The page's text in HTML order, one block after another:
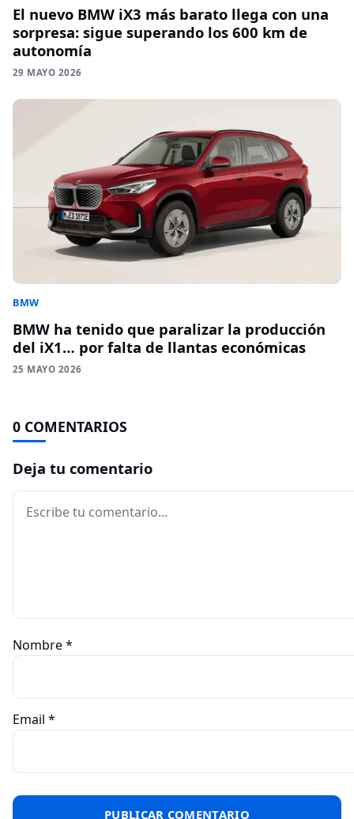
El nuevo BMW iX3 más barato llega con una
sorpresa: sigue superando los 600 km de
autonomía
29 MAYO 2026
BMW
BMW ha tenido que paralizar la producción
del iX1… por falta de llantas económicas
25 MAYO 2026
0 COMENTARIOS
Deja tu comentario
Comentario
Nombre*
Email *